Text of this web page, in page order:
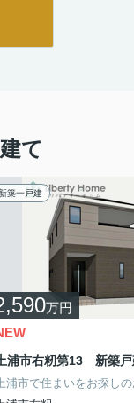
て
売
築一戸建
万円
浦市右籾第13 新築戸